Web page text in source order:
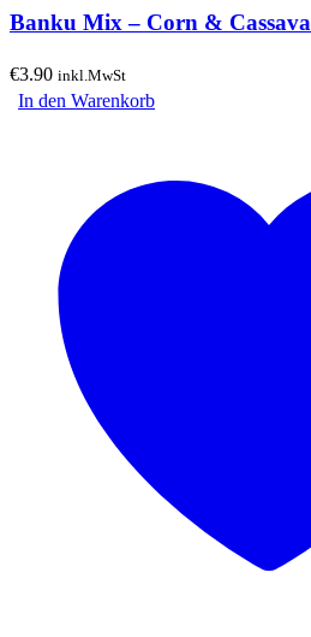
Banku Mix – Corn & Cassava
€3.90 inkl.MwSt
In den Warenkorb